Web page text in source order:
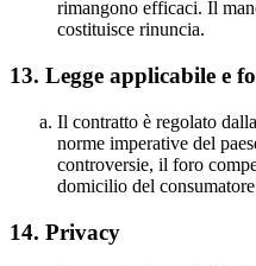
rimangono efficaci. Il
costituisce rinuncia.
13. Legge applicabile e
Il contratto è regolato
norme imperative del
controversie, il foro
domicilio del
14. Privacy